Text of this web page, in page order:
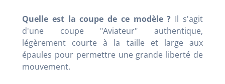
Quelle est la coupe de ce modèle ? Il s'agit
d'une coupe "Aviateur" authentique,
légèrement courte à la taille et large aux
épaules pour permettre une grande liberté de
mouvement.